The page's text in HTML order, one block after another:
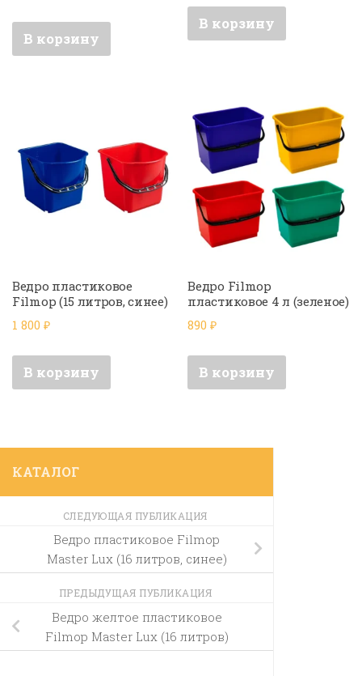
В корзину
В корзину
Ведро пластиковое
Filmop (15 литров, синее)
1 800 ₽
В корзину
Ведро Filmop
пластиковое 4 л (зеленое)
890₽
В корзину
КАТАЛОГ
СЛЕДУЮЩАЯ ПУБЛИКАЦИЯ
Ведро пластиковое Filmop
Master Lux (16 литров, синее)
ПРЕДЫДУЩАЯ ПУБЛИКАЦИЯ
Ведро желтое пластиковое
Filmop Master Lux (16 литров)